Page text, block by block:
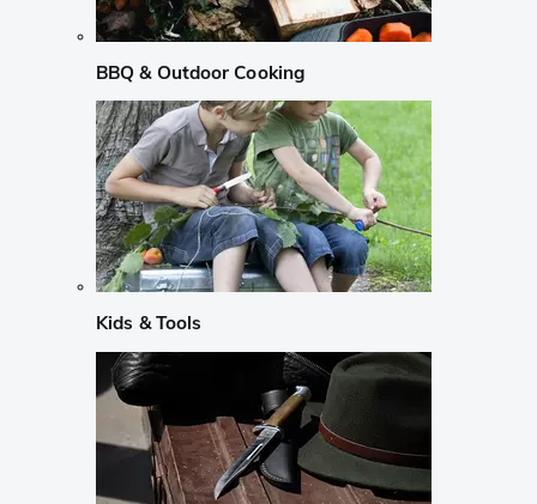
BBQ & Outdoor Cooking
Kids & Tools